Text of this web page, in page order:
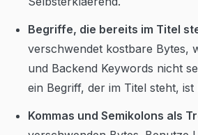
Begriffe, die bereits im Titel
verschwendet kostbare Bytes,
und Backend Keywords nicht
ein Begriff, der im Titel steht, ist
Kommas und Semikolons als